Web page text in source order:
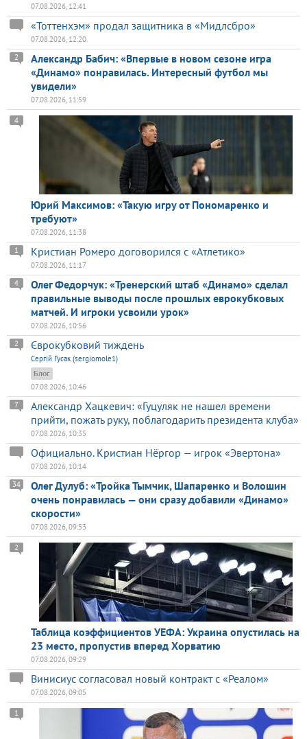
07.08.2026, 12:41
«Тоттенхэм» продал защитника в «Мидлсбро»
07.08.2026, 12:20
Александр Бабич: «Впервые в новом сезоне игра
«Динамо» понравилась. Интересный футбол мы
увидели»
2
07.08.2026, 11:59
Юрий Максимов: «Такую игру от Пономаренко и
требуют»
4
07.08.2026, 11:38
Кристиан Ромеро договорился с «Атлетико»
1
07.08.2026, 11:17
Олег Федорчук: «Тренерский штаб «Динамо» сделал
правильные выводы после прошлых еврокубковых
матчей. И игроки усвоили урок»
4
07.08.2026, 10:56
Єврокубковий тиждень
2
Сергій Гусак (sergiomole1)
Блог
07.08.2026, 10:46
Александр Хацкевич: «Гуцуляк не нашел времени
прийти, пожать руку, поблагодарить президента клуба»
7
07.08.2026, 10:35
Официально. Кристиан Нёргор — игрок «Эвертона»
07.08.2026, 10:14
Олег Дулуб: «Тройка Тымчик, Шапаренко и Волошин
очень понравилась — они сразу добавили «Динамо»
скорости»
34
07.08.2026, 09:53
Таблица коэффициентов УЕФА: Украина опустилась на
23 место, пропустив вперед Хорватию
2
07.08.2026, 09:29
Винисиус согласовал новый контракт с «Реалом»
07.08.2026, 09:05
1